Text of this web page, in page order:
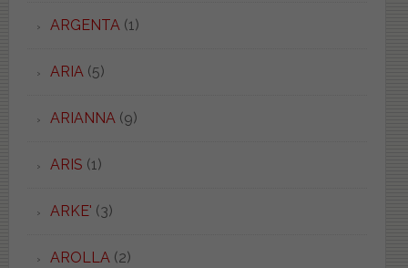
ARGENTA (1)
ARIA (5)
ARIANNA (9)
ARIS (1)
ARKE' (3)
AROLLA (2)